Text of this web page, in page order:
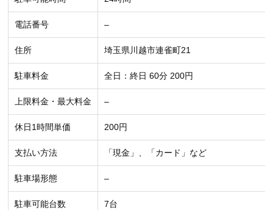
電話番号 –
住所 埼玉県川越市連雀町21
駐車料金 全日：終日 60分 200円
上限料金・最大料金 –
休日1時間単価 200円
支払い方法 「現金」、「カード」など
駐車場形態 –
駐車可能台数 7台